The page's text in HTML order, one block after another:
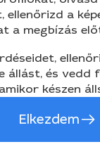
ellenőrizd a
a megbízás
állást, és vedd
készen
Elkezdem